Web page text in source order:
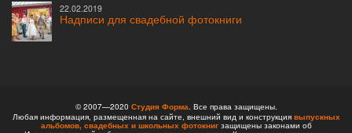
22.02.2019
Надписи для свадебной фотокниги
© 2007—2020 Студия Форма . Все права защищены.
Любая информация, размещенная на сайте, внешний вид и конструкция выпускных
альбомов, свадебных и школьных фотокнигзащищены законами об